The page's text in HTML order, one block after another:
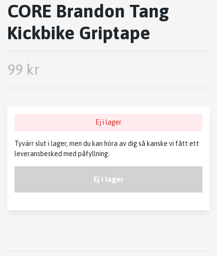
CORE Brandon Tang
Kickbike Griptape
99 kr
Ej i lager
Tyvärr slut i lager, men du kan höra av dig så kanske vi fått ett
leveransbesked med påfyllning.
Ej i lager